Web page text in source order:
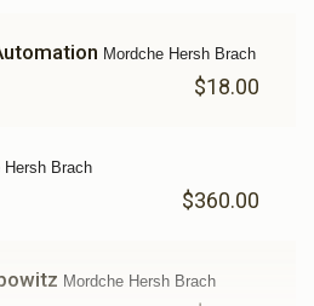
Mordche Hersh Brach
$18.00
Hersh Brach
$360.00
Mordche Hersh Brach